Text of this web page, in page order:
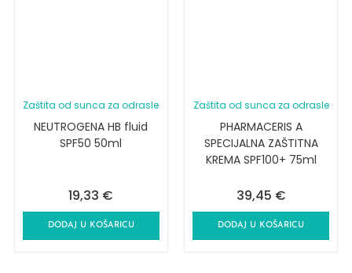
Zaštita od sunca za odrasle
NEUTROGENA HB fluid
SPF50 50ml
19,33 €
DODAJ U KOŠARICU
Zaštita od sunca za odrasle
PHARMACERIS A
SPECIJALNA ZAŠTITNA
KREMA SPF100+ 75ml
39,45 €
DODAJ U KOŠARICU